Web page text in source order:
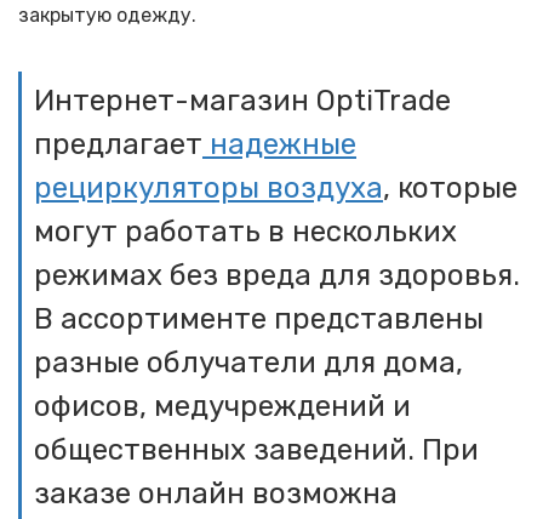
закрытую одежду.
Интернет-магазин OptiTrade
предлагает надежные
рециркуляторы воздуха, которые
могут работать в нескольких
режимах без вреда для здоровья.
В ассортименте представлены
разные облучатели для дома,
офисов, медучреждений и
общественных заведений. При
заказе онлайн возможна